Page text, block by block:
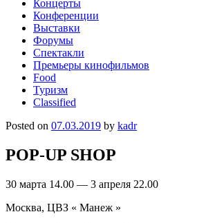
Концерты
Конференции
Выставки
Форумы
Спектакли
Премьеры кинофильмов
Food
Туризм
Сlassified
Posted on 07.03.2019 by kadr
POP-UP SHOP
30 марта 14.00 — 3 апреля 22.00
Москва, ЦВЗ « Манеж »